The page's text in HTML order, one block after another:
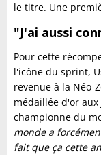
le titre. Une
"J'ai aussi
Pour cette
l'icône du sprint,
revenue à la Néo-
médaillée d'or
championne du
monde a
fait que ça cette